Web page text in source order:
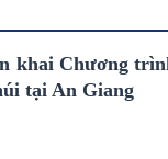
khai Chương
tại An Giang